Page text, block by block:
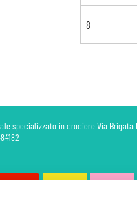
8
in crociere Via Brigata